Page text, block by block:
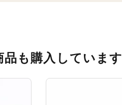
も購入しています